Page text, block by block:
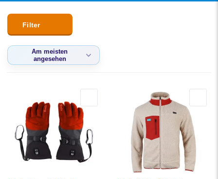
Filter
Am meisten
angesehen
Niedrigster Preis
Höchster Preis